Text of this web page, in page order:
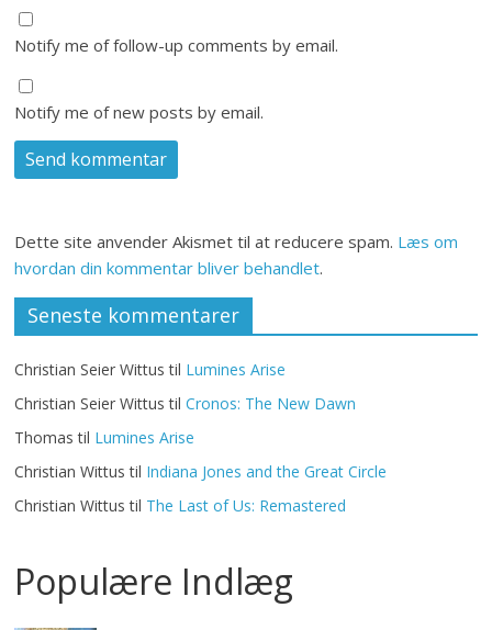
Notify me of follow-up comments by email.
Notify me of new posts by email.
Dette site anvender Akismet til at reducere spam. Læs om
hvordan din kommentar bliver behandlet.
Seneste kommentarer
Christian Seier Wittus til Lumines Arise
Christian Seier Wittus tilCronos: The New Dawn
Thomas til Lumines Arise
Christian Wittus til Indiana Jones and the Great Circle
Christian Wittus til The Last of Us: Remastered
Populære Indlæg